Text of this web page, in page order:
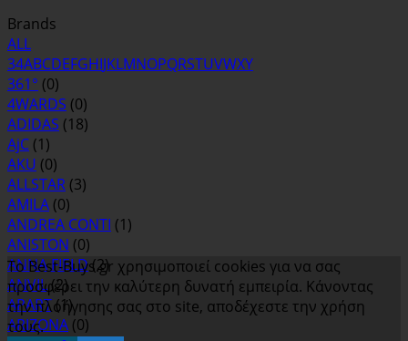
Brands
ALL
34ABCDEFGHIJKLMNOPQRSTUVWXY
361° (0)
4WARDS (0)
ADIDAS (18)
AjC (1)
AKU (0)
ALLSTAR (3)
AMILA (0)
ANDREA CONTI (1)
ANISTON (0)
ANNA FIELD(2)
ANVIL(2)
APART(1)
ARIZONA (0)
Το Best-Buys.gr χρησιμοποιεί cookies για να σας
προσφέρει την καλύτερη δυνατή εμπειρία. Κάνοντας
την πλοήγησης σας στο site, αποδέχεστε την χρήση
τους.